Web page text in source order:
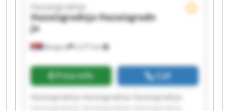
Beograd 2,277 km
Hazaizgradnja
HazaizgradnjaHazaizgradn
ja
Price info Call
Hazaizgradnja Hazaizgradnja Hazaizgradnja